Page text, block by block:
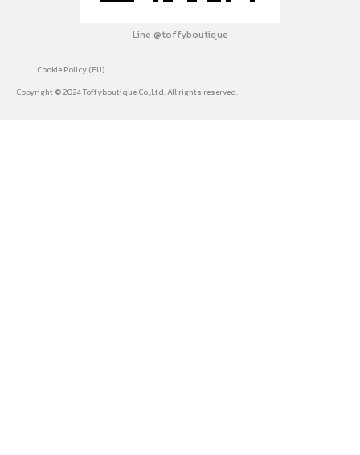
Line @toffyboutique
Cookie Policy (EU)
Copyright © 2024 Toffyboutique Co.,Ltd. All rights reserved.